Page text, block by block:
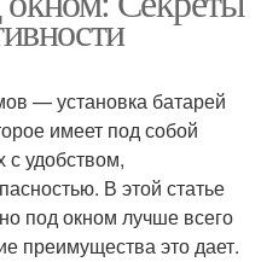
— установка батарей
имеет под собой
удобством,
В этой статье
под окном лучше всего
преимущества это дает.